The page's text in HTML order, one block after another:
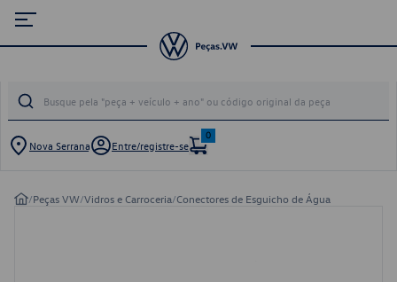
Nova Serrana Entre/registre-se
0
/Peças VW/Vidros e Carroceria/Conectores de Esguicho de Água